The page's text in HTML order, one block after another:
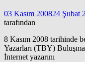
03 Kasım 200824 Şubat
tarafından
8 Kasım 2008 tarihinde
Yazarları (TBY)
İnternet yazarını